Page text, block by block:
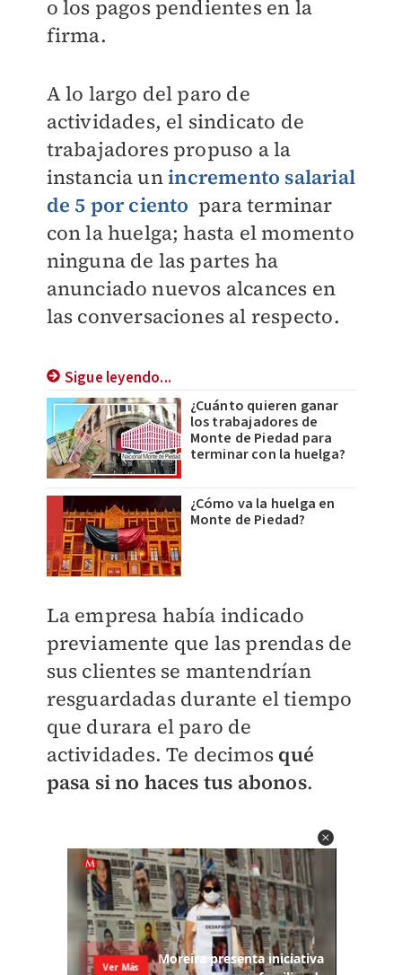
o los pagos pendientes en la
firma.
A lo largo del paro de
actividades, el sindicato de
trabajadores propuso a la
instancia unincremento salarial
de 5 por ciento para terminar
con la huelga; hasta el momento
ninguna de las partes ha
anunciado nuevos alcances en
las conversaciones al respecto.
Sigue leyendo...
¿Cuánto quieren ganar
los trabajadores de
Monte de Piedad para
terminar con la huelga?
¿Cómo va la huelga en
Monte de Piedad?
La empresa había indicado
previamente que las prendas de
sus clientes se mantendrían
resguardadas durante el tiempo
que durara el paro de
actividades. Te decimos qué
pasa si no haces tus abonos.